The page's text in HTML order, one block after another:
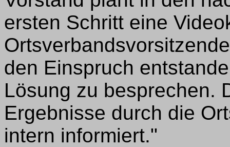
ersten Schritt eine
den Einspruch
Lösung zu besprechen.
Ergebnisse durch die
intern informiert."